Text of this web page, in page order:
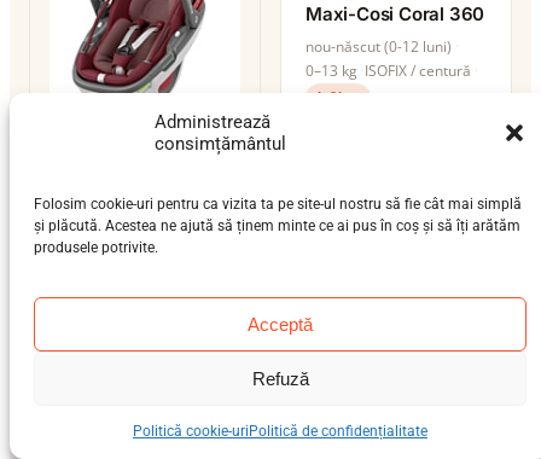
Administrează
consimțământul
Folosim cookie-uri pentru ca vizita ta pe site-ul nostru să fie cât mai simplă
și plăcută. Acestea ne ajută să ținem minte ce ai pus în coș și să îți arătăm
produsele potrivite.
Acceptă
Refuză
Politică cookie-uri Politică de confidențialitate
nou-născut (0-12 luni)
0–12 kgISOFIX / centură
i-Size
Maxi-Cosi Coral 360
nou-născut (0-12 luni)
0–13 kg ISOFIX / centură
i-Size